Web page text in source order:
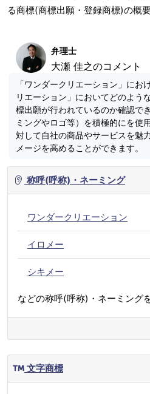
る商標(商標出願・登録商標)の概
弁理士
大瀬 佳之のコメント
「ワンダークリエーション」にお
リエーション」においてどのよう
標出願が行われているのか確認で
ミングやロゴ等）を積極的にを使
対して自社の商品やサービスを魅
メージを高めることができます。
称呼(呼称)・ネーミング
ワンダークリエーション
イロメー
シキメー
などの称呼(呼称)・ネーミング
文字商標